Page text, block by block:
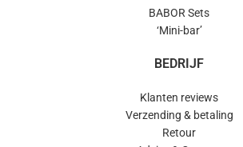
BABOR Sets
‘Mini-bar’
BEDRIJF
Klanten reviews
Verzending & betaling
Retour